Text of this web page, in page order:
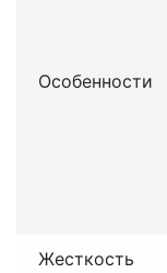
Особенности
Жесткость